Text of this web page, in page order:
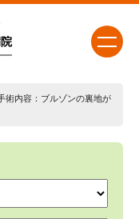
術内容：ブルゾンの裏地が